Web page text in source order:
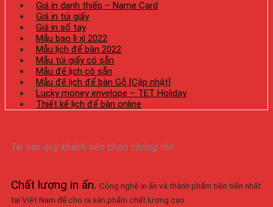
Giá in danh thiếp – Name Card
Giá in túi giấy
Giá in sổ tay
Mẫu bao lì xì 2022
Mẫu lịch để bàn 2022
Mẫu túi giấy có sẵn
Mẫu đế lịch có sẵn
Mẫu đế lịch để bàn Gỗ [Cập nhật]
Lucky money envelope – TET Holiday
Thiết kế lịch để bàn online
Tại sao quý khách nên chọn chúng tôi!
Chất lượng in ấn. Công nghệ in ấn và thành phẩm tiên tiến nhất
tại Việt Nam để cho ra sản phẩm chất lượng cao